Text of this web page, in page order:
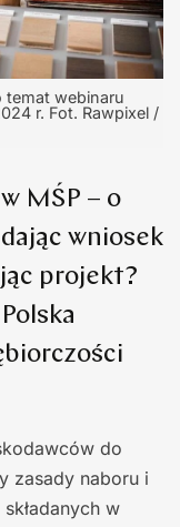
temat webinaru
r. Fot. Rawpixel /
MŚP – o
wniosek
projekt?
do
zasady naboru i
w